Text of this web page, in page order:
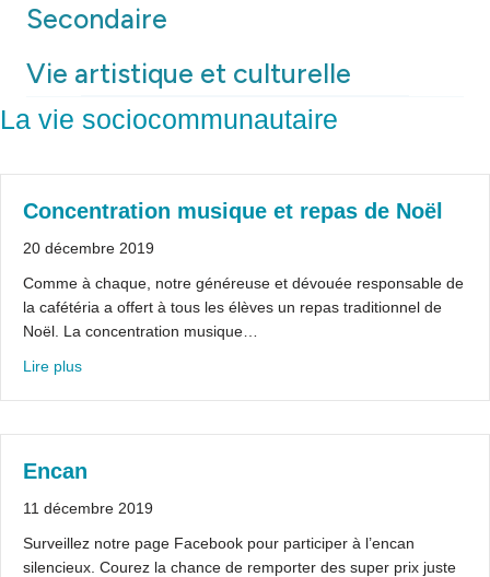
Secondaire
Vie artistique et culturelle
La vie sociocommunautaire
Concentration musique et repas de Noël
20 décembre 2019
Comme à chaque, notre généreuse et dévouée responsable de
la cafétéria a offert à tous les élèves un repas traditionnel de
Noël. La concentration musique…
Lire plusabout Concentration musique et repas de Noël
Encan
11 décembre 2019
Surveillez notre page Facebook pour participer à l’encan
silencieux. Courez la chance de remporter des super prix juste